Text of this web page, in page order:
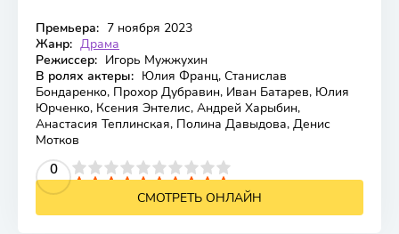
Премьера: 7 ноября 2023
Жанр: Драма
Режиссер: Игорь Мужжухин
В ролях актеры: Юлия Франц, Станислав
Бондаренко, Прохор Дубравин, Иван Батарев, Юлия
Юрченко, Ксения Энтелис, Андрей Харыбин,
Анастасия Теплинская, Полина Давыдова, Денис
Мотков
0
4 5 6 7 8 9 10
СМОТРЕТЬ ОНЛАЙН